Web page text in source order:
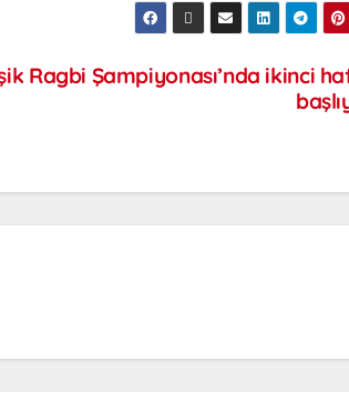
Ragbi Şampiyonası’nda ikinci